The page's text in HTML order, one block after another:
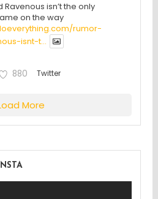
Ravenous isn’t the only
on the way
rumor-
isnt-t...
880 Twitter
More